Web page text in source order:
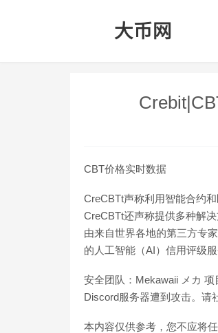
CBT价格实时数据
CreCBTt声称利用智能合约
CreCBTt还声称提供多种解
由来自世界各地的第三方专
的人工智能（AI）信用评级服
安全团队：Mekawaii メカ
Discord服务器遭到攻击。请
本内容仅供参考，您不应将